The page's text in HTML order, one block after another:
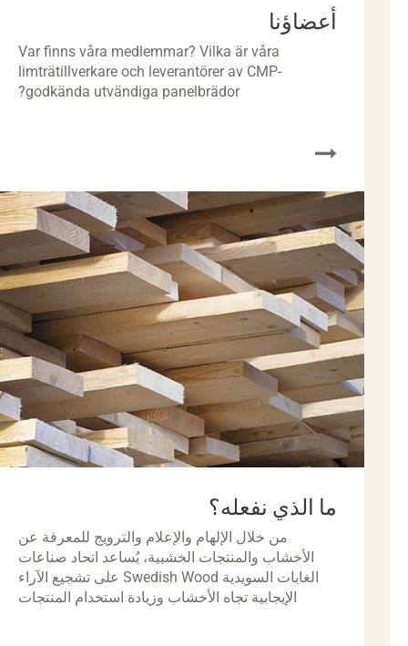
أعضاؤنا
Var finns våra medlemmar? Vilka är våra
limträtillverkare och leverantörer av CMP-
godkända utvändiga panelbrädor?
ما الذي نفعله؟
من خلال الإلهام والإعلام والترويج للمعرفة عن
الأخشاب والمنتجات الخشبية، يُساعد اتحاد صناعات
الغابات السويدية Swedish Wood على تشجيع الآراء
الإيجابية تجاه الأخشاب وزيادة استخدام المنتجات